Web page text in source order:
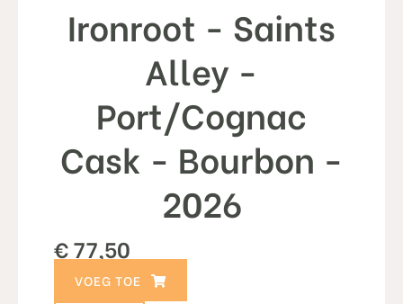
Ironroot - Saints
Alley -
Port/Cognac
Cask - Bourbon -
2026
€77,50